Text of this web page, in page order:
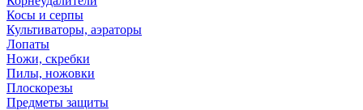
Косы и серпы
Культиваторы, аэраторы
Лопаты
Ножи, скребки
Пилы, ножовки
Плоскорезы
Предметы защиты